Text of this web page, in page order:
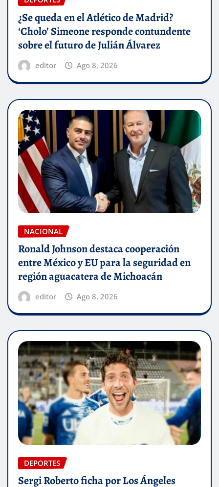
¿Se queda en el Atlético de Madrid?
‘Cholo’ Simeone responde contundente
sobre el futuro de Julián Álvarez
editor Ago 8, 2026
NACIONAL
Ronald Johnson destaca cooperación
entre México y EU para la seguridad en
región aguacatera de Michoacán
editor Ago 8, 2026
DEPORTES
Sergi Roberto ficha por Los Ángeles